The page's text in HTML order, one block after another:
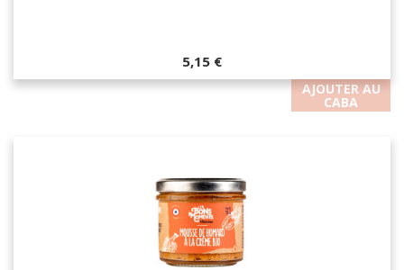
5,15 €
AJOUTER AU
CABA